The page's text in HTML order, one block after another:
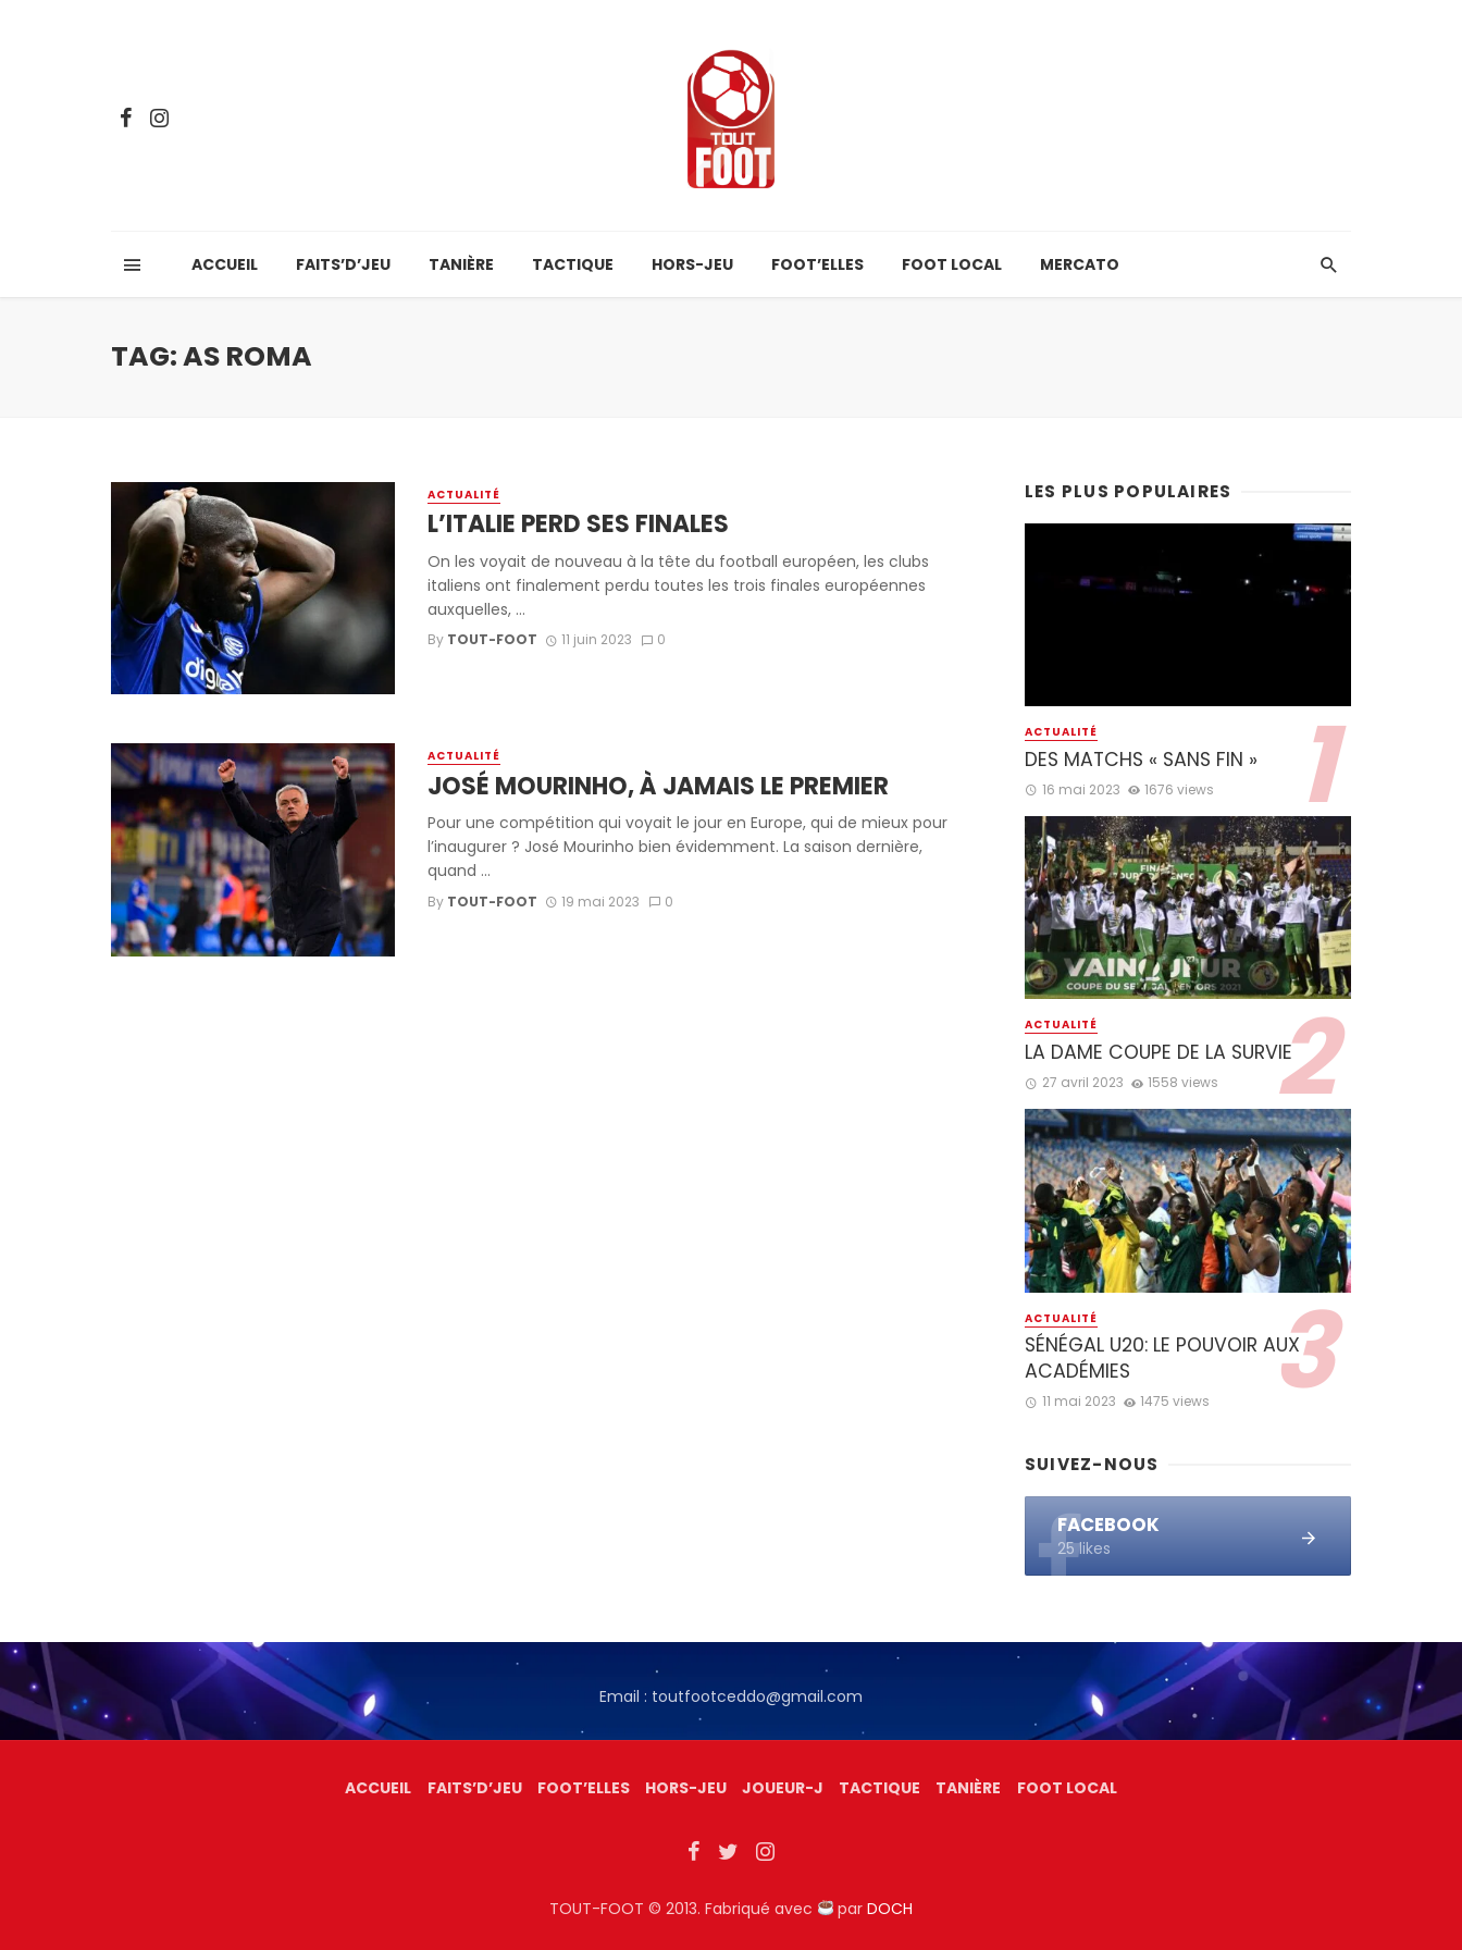
ACCUEIL FAITS’D’JEU TANIÈRE TACTIQUE HORS-JEU FOOT’ELLES FOOT LOCAL MERCATO
TAG: AS ROMA
ACTUALITÉ
L’ITALIE PERD SES FINALES
On les voyait de nouveau à la tête du football européen, les clubs
italiens ont finalement perdu toutes les trois finales européennes
auxquelles, ...
By TOUT-FOOT 11 juin 2023 0
ACTUALITÉ
JOSÉ MOURINHO, À JAMAIS LE PREMIER
Pour une compétition qui voyait le jour en Europe, qui de mieux pour
l’inaugurer ? José Mourinho bien évidemment. La saison dernière,
quand ...
By TOUT-FOOT 19 mai 2023 0
LES PLUS POPULAIRES
ACTUALITÉ
DES MATCHS « SANS FIN »
16 mai 2023 1676 views
ACTUALITÉ
LA DAME COUPE DE LA SURVIE
27 avril 2023 1558 views
ACTUALITÉ
SÉNÉGAL U20: LE POUVOIR AUX
ACADÉMIES
11 mai 2023 1475 views
SUIVEZ-NOUS
FACEBOOK
25 likes
Email : toutfootceddo@gmail.com
ACCUEIL FAITS’D’JEU FOOT’ELLES HORS-JEU JOUEUR-J TACTIQUE TANIÈRE FOOT LOCAL
TOUT-FOOT © 2013. Fabriqué avec parDOCH